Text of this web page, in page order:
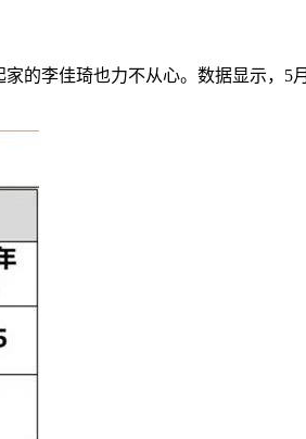
的李佳琦也力不从心。数据显示，